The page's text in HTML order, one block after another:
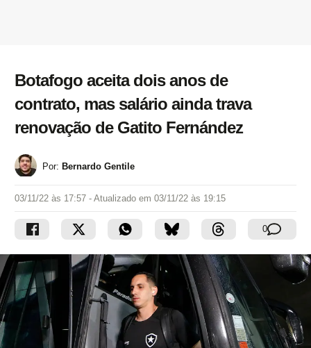
Botafogo aceita dois anos de
contrato, mas salário ainda trava
renovação de Gatito Fernández
Por: Bernardo Gentile
03/11/22 às 17:57 - Atualizado em 03/11/22 às 19:15
0